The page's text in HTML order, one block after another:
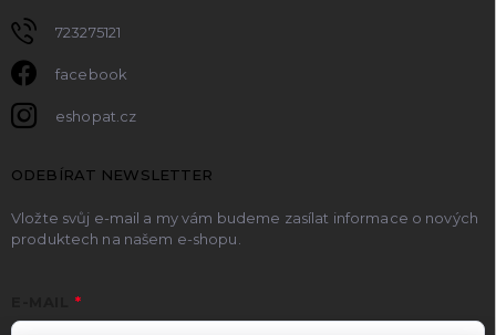
723275121
facebook
eshopat.cz
ODEBÍRAT NEWSLETTER
Vložte svůj e-mail a my vám budeme zasílat informace o nových
produktech na našem e-shopu.